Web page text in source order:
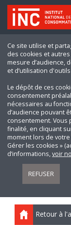
Ce site utilise et
des cookies et
mesure d’audience,
et d’utilisation
Le dépôt de ces
consentement
nécessaires au
d’audience pouvant
consentement. Vous
finalité, en cliquant
moment lors de
Gérer les cookies »
d’informations,voir
REFUSER
Retour à